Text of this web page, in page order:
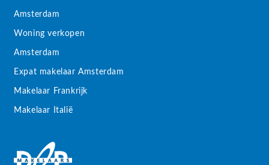
Amsterdam
Woning verkopen
Amsterdam
Expat makelaar Amsterdam
Makelaar Frankrijk
Makelaar Italië